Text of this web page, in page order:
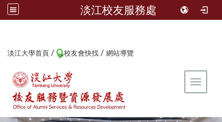
淡江校友服務處
淡江大學首頁 / 校友會快找 / 網站導覽
Toggle